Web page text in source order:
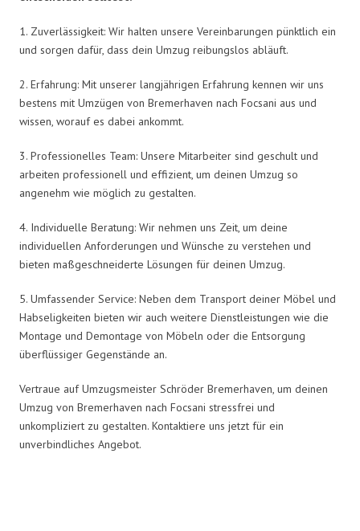
1. Zuverlässigkeit: Wir halten unsere Vereinbarungen pünktlich ein
und sorgen dafür, dass dein Umzug reibungslos abläuft.
2. Erfahrung: Mit unserer langjährigen Erfahrung kennen wir uns
bestens mit Umzügen von Bremerhaven nach Focsani aus und
wissen, worauf es dabei ankommt.
3. Professionelles Team: Unsere Mitarbeiter sind geschult und
arbeiten professionell und effizient, um deinen Umzug so
angenehm wie möglich zu gestalten.
4. Individuelle Beratung: Wir nehmen uns Zeit, um deine
individuellen Anforderungen und Wünsche zu verstehen und
bieten maßgeschneiderte Lösungen für deinen Umzug.
5. Umfassender Service: Neben dem Transport deiner Möbel und
Habseligkeiten bieten wir auch weitere Dienstleistungen wie die
Montage und Demontage von Möbeln oder die Entsorgung
überflüssiger Gegenstände an.
Vertraue auf Umzugsmeister Schröder Bremerhaven, um deinen
Umzug von Bremerhaven nach Focsani stressfrei und
unkompliziert zu gestalten. Kontaktiere uns jetzt für ein
unverbindliches Angebot.